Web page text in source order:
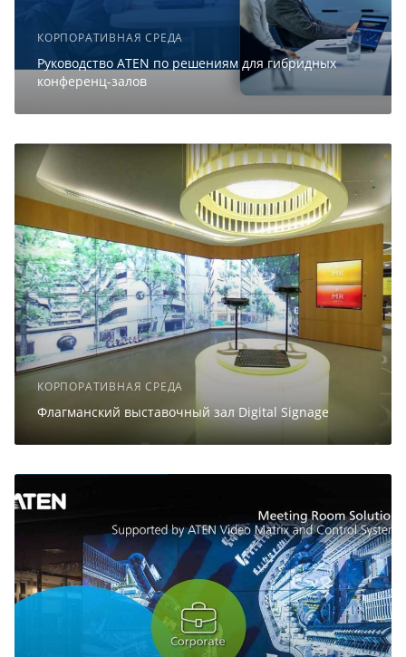
КОРПОРАТИВНАЯ СРЕДА
Руководство ATEN по решениям для гибридных
конференц-залов
КОРПОРАТИВНАЯ СРЕДА
Флагманский выставочный зал Digital Signage